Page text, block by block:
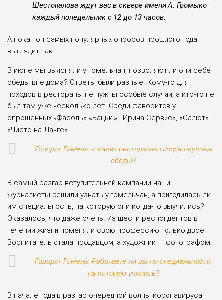
Шестопалова ждут вас в сквере имени А. Громыко
каждый понедельник с 12 до 13 часов.
А пока топ самых популярных опросов прошлого года
выглядит так.
В июне мы выясняли у гомельчан, позволяют ли они себе
обеды вне дома? Ответы были разные. Кому-то для
походов в рестораны не нужны особые случаи, а кто-то не
был там уже несколько лет. Среди фаворитов у
опрошенных «Фасоль» «Бацькi» , Ирина-Сервис», «Салют»
«Чисто на Ланге».
Говорит Гомель: в каких ресторанах города вкусные
обеды?
В самый разгар вступительной кампании наши
журналисты решили узнать у гомельчан, а пригодилась ли
им специальность, на которую они когда-то выучились?
Оказалось, что даже очень. Из шести респондентов в
течении жизни поменяли свою профессию только двое.
Воспитатель стала продавцом, а художник — фотографом.
Говорит Гомель. Работаете ли вы по специальности,
на которую учились?
В начале года в разгар очередной волны коронавируса